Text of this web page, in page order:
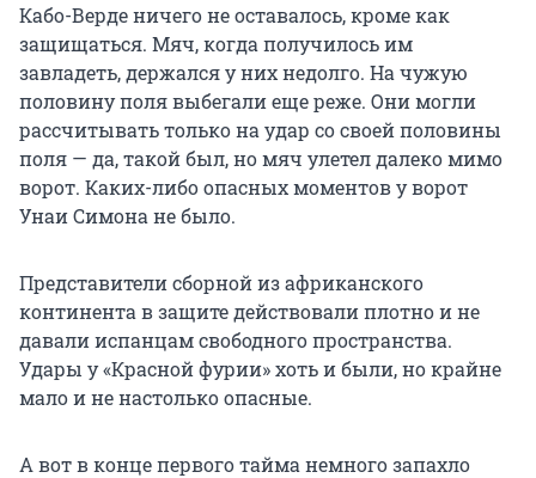
Кабо-Верде ничего не оставалось, кроме как
защищаться. Мяч, когда получилось им
завладеть, держался у них недолго. На чужую
половину поля выбегали еще реже. Они могли
рассчитывать только на удар со своей половины
поля — да, такой был, но мяч улетел далеко мимо
ворот. Каких-либо опасных моментов у ворот
Унаи Симона не было.
Представители сборной из африканского
континента в защите действовали плотно и не
давали испанцам свободного пространства.
Удары у «Красной фурии» хоть и были, но крайне
мало и не настолько опасные.
А вот в конце первого тайма немного запахло